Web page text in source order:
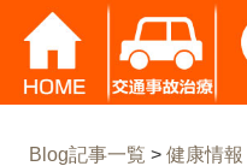
Blog記事一覧 > 健康情報